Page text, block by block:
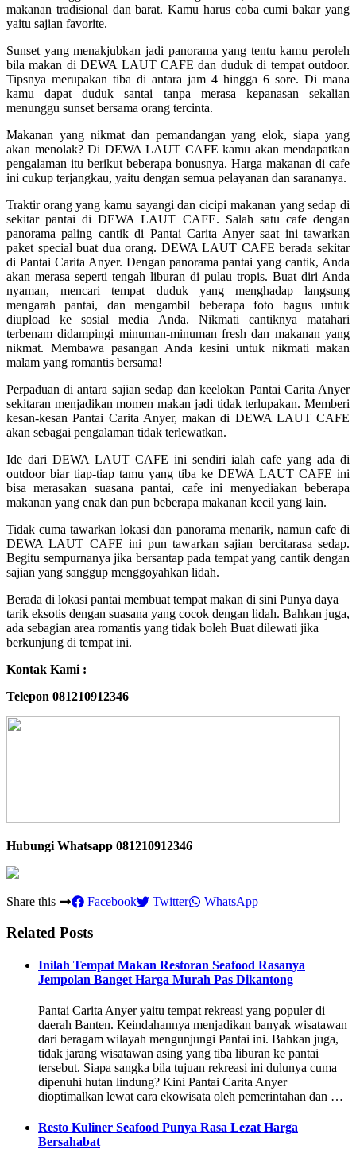
makanan tradisional dan barat. Kamu harus coba cumi bakar yang
yaitu sajian favorite.
Sunset yang menakjubkan jadi panorama yang tentu kamu peroleh
bila makan di DEWA LAUT CAFE dan duduk di tempat outdoor.
Tipsnya merupakan tiba di antara jam 4 hingga 6 sore. Di mana
kamu dapat duduk santai tanpa merasa kepanasan sekalian
menunggu sunset bersama orang tercinta.
Makanan yang nikmat dan pemandangan yang elok, siapa yang
akan menolak? Di DEWA LAUT CAFE kamu akan mendapatkan
pengalaman itu berikut beberapa bonusnya. Harga makanan di cafe
ini cukup terjangkau, yaitu dengan semua pelayanan dan sarananya.
Traktir orang yang kamu sayangi dan cicipi makanan yang sedap di
sekitar pantai di DEWA LAUT CAFE. Salah satu cafe dengan
panorama paling cantik di Pantai Carita Anyer saat ini tawarkan
paket special buat dua orang. DEWA LAUT CAFE berada sekitar
di Pantai Carita Anyer. Dengan panorama pantai yang cantik, Anda
akan merasa seperti tengah liburan di pulau tropis. Buat diri Anda
nyaman, mencari tempat duduk yang menghadap langsung
mengarah pantai, dan mengambil beberapa foto bagus untuk
diupload ke sosial media Anda. Nikmati cantiknya matahari
terbenam didampingi minuman-minuman fresh dan makanan yang
nikmat. Membawa pasangan Anda kesini untuk nikmati makan
malam yang romantis bersama!
Perpaduan di antara sajian sedap dan keelokan Pantai Carita Anyer
sekitaran menjadikan momen makan jadi tidak terlupakan. Memberi
kesan-kesan Pantai Carita Anyer, makan di DEWA LAUT CAFE
akan sebagai pengalaman tidak terlewatkan.
Ide dari DEWA LAUT CAFE ini sendiri ialah cafe yang ada di
outdoor biar tiap-tiap tamu yang tiba ke DEWA LAUT CAFE ini
bisa merasakan suasana pantai, cafe ini menyediakan beberapa
makanan yang enak dan pun beberapa makanan kecil yang lain.
Tidak cuma tawarkan lokasi dan panorama menarik, namun cafe di
DEWA LAUT CAFE ini pun tawarkan sajian bercitarasa sedap.
Begitu sempurnanya jika bersantap pada tempat yang cantik dengan
sajian yang sanggup menggoyahkan lidah.
Berada di lokasi pantai membuat tempat makan di sini Punya daya
tarik eksotis dengan suasana yang cocok dengan lidah. Bahkan juga,
ada sebagian area romantis yang tidak boleh Buat dilewati jika
berkunjung di tempat ini.
Kontak Kami :
Telepon 081210912346
Hubungi Whatsapp 081210912346
Share this Facebook Twitter WhatsApp
Related Posts
Inilah Tempat Makan Restoran Seafood Rasanya
Jempolan Banget Harga Murah Pas Dikantong
Pantai Carita Anyer yaitu tempat rekreasi yang populer di
daerah Banten. Keindahannya menjadikan banyak wisatawan
dari beragam wilayah mengunjungi Pantai ini. Bahkan juga,
tidak jarang wisatawan asing yang tiba liburan ke pantai
tersebut. Siapa sangka bila tujuan rekreasi ini dulunya cuma
dipenuhi hutan lindung? Kini Pantai Carita Anyer
dioptimalkan lewat cara ekowisata oleh pemerintahan dan …
Resto Kuliner Seafood Punya Rasa Lezat Harga
Bersahabat